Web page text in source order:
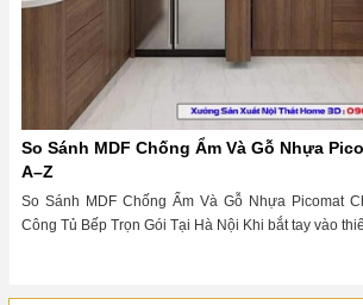
So Sánh MDF Chống Ẩm Và Gỗ Nhựa
A–Z
So Sánh MDF Chống Ẩm Và Gỗ Nhựa Picomat
Công Tủ Bếp Trọn Gói Tại Hà Nội Khi bắt tay vào